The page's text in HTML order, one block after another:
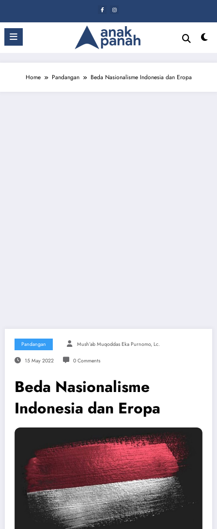
content
Home Pandangan Beda Nasionalisme Indonesia dan Eropa
Pandangan Mush’ab Muqoddas Eka Purnomo, Lc.
15 May 2022 0 Comments
Beda Nasionalisme
Indonesia dan Eropa